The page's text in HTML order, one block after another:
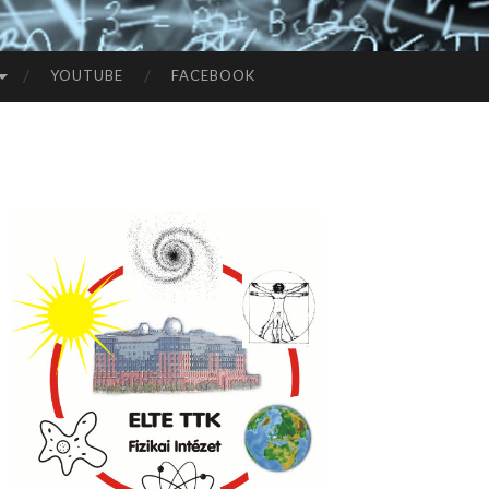
YOUTUBE FACEBOOK